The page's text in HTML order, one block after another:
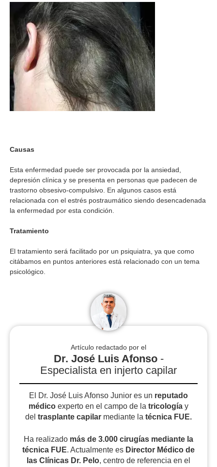
Causas
Esta enfermedad puede ser provocada por la ansiedad,
depresión clínica y se presenta en personas que padecen de
trastorno obsesivo-compulsivo. En algunos casos está
relacionada con el estrés postraumático siendo desencadenada
la enfermedad por esta condición.
Tratamiento
El tratamiento será facilitado por un psiquiatra, ya que como
citábamos en puntos anteriores está relacionado con un tema
psicológico.
Artículo redactado por el
Dr. José Luis Afonso-
Especialista en injerto capilar
El Dr. José Luis Afonso Junior es un reputado
médico experto en el campo de la tricología y
del trasplante capilar mediante la técnica FUE.
Ha realizado más de 3.000 cirugías mediante la
técnica FUE. Actualmente es Director Médico de
las Clínicas Dr. Pelo, centro de referencia en el